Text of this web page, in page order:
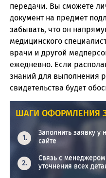
передачи. Вы сможете
документ на предмет
забывать, что он
медицинского
врачи и другой
ежедневно. Если
знаний для выполнения
свидетельства будет
ШАГИ ОФОРМЛЕНИЯ
Заполнить заявку у
сайте
Связь с
уточнения всех